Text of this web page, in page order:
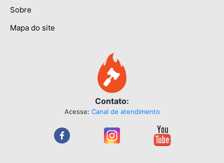
Sobre
Mapa do site
Contato:
Acesse: Canal de atendimento